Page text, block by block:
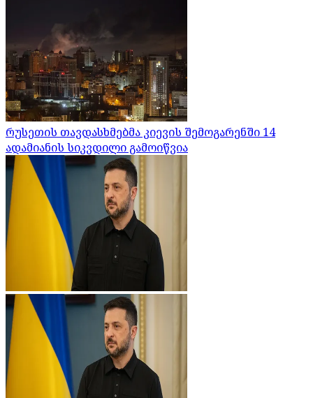
რუსეთის თავდასხმებმა კიევის შემოგარენში 14
ადამიანის სიკვდილი გამოიწვია